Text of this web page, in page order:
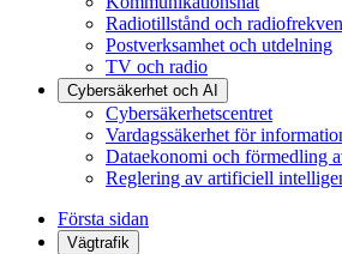
Radiotillstånd och
Postverksamhet och utdelning
TV och radio
Cybersäkerhet och AI
Cybersäkerhetscentret
Vardagssäkerhet för
Dataekonomi och förmedling
Reglering av artificiell
Första sidan
Vägtrafik